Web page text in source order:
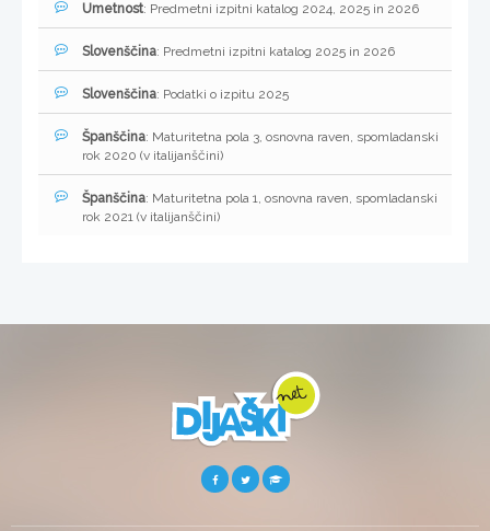
Umetnost: Predmetni izpitni katalog 2024, 2025 in 2026
Slovenščina: Predmetni izpitni katalog 2025 in 2026
Slovenščina: Podatki o izpitu 2025
Španščina: Maturitetna pola 3, osnovna raven, spomladanski
rok 2020 (v italijanščini)
Španščina: Maturitetna pola 1, osnovna raven, spomladanski
rok 2021 (v italijanščini)